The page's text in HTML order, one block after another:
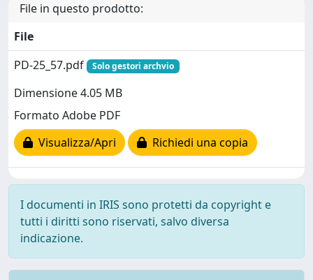
File in questo prodotto:
File
PD-25_57.pdf
Solo gestori archvio
Dimensione 4.05 MB
Formato Adobe PDF
Visualizza/Apri
Richiedi una copia
I documenti in IRIS sono protetti da copyright e
tutti i diritti sono riservati, salvo diversa
indicazione.